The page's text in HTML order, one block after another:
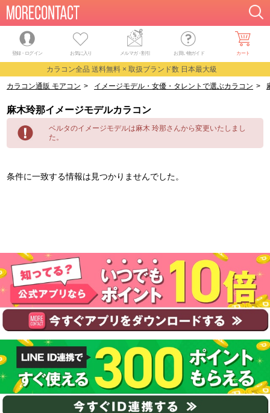
登録・ログイン お気に入り メルマガ・割引 お買い物ガイド カート
カラコン全品 送料無料 × 取扱ブランド数 日本最大級
カラコン通販 モアコン > イメージモデル・女優・タレントで選ぶカラコン >
麻木玲那イメージモデルカラコン
ベルタのイメージモデルは麻木 玲那さんから変更いたしまし
た。
条件に一致する情報は見つかりませんでした。